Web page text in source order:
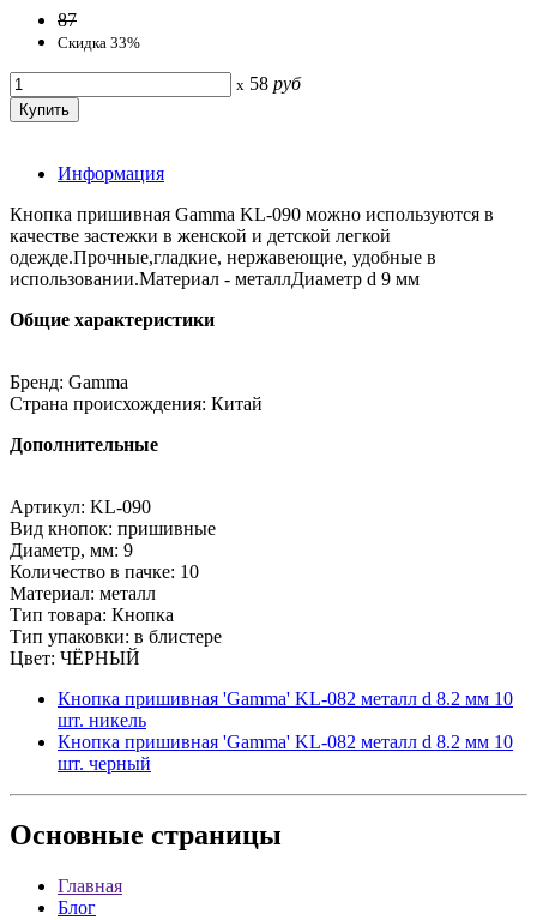
87
Скидка 33%
x 58 руб
Информация
Кнопка пришивная Gamma KL-090 можно используются в
качестве застежки в женской и детской легкой
одежде.Прочные,гладкие, нержавеющие, удобные в
использовании.Материал - металлДиаметр d 9 мм
Общие характеристики
Бренд: Gamma
Страна происхождения: Китай
Дополнительные
Артикул: KL-090
Вид кнопок: пришивные
Диаметр, мм: 9
Количество в пачке: 10
Материал: металл
Тип товара: Кнопка
Тип упаковки: в блистере
Цвет: ЧЁРНЫЙ
Кнопка пришивная 'Gamma' KL-082 металл d 8.2 мм 10
шт. никель
Кнопка пришивная 'Gamma' KL-082 металл d 8.2 мм 10
шт. черный
Основные страницы
Главная
Блог